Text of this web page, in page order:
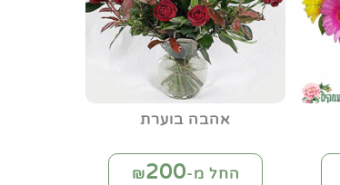
אהבה בוערת
החל מ-₪200